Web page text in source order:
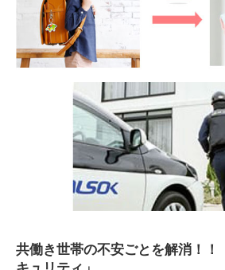
共働き世帯の不安ごとを解消！！